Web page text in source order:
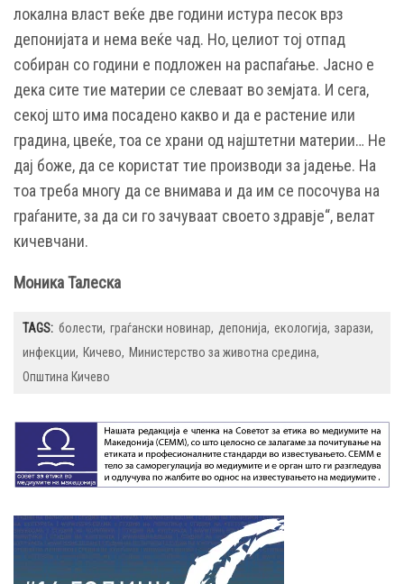
локална власт веќе две години истура песок врз
депонијата и нема веќе чад. Но, целиот тој отпад
собиран со години е подложен на распаѓање. Јасно е
дека сите тие материи се слеваат во земјата. И сега,
секој што има посадено какво и да е растение или
градина, цвеќе, тоа се храни од најштетни материи… Не
дај боже, да се користат тие производи за јадење. На
тоа треба многу да се внимава и да им се посочува на
граѓаните, за да си го зачуваат своето здравје“, велат
кичевчани.
Моника Талеска
TAGS: болести граѓански новинар депонија екологија зарази
инфекции
Кичево
Министерство за животна средина
Општина Кичево